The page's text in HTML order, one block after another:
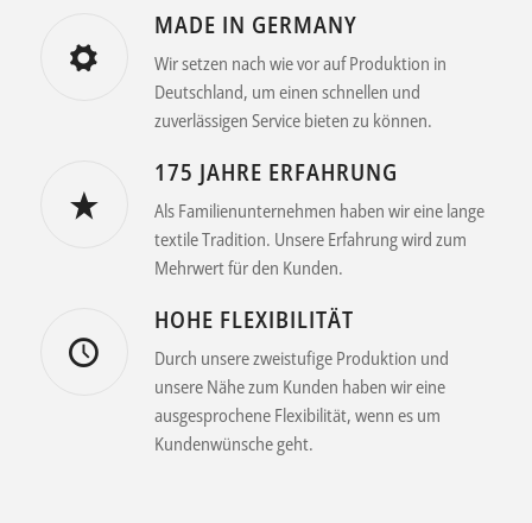
MADE IN GERMANY
Wir setzen nach wie vor auf Produktion in
Deutschland, um einen schnellen und
zuverlässigen Service bieten zu können.
175 JAHRE ERFAHRUNG
Als Familienunternehmen haben wir eine lange
textile Tradition. Unsere Erfahrung wird zum
Mehrwert für den Kunden.
HOHE FLEXIBILITÄT
Durch unsere zweistufige Produktion und
unsere Nähe zum Kunden haben wir eine
ausgesprochene Flexibilität, wenn es um
Kundenwünsche geht.